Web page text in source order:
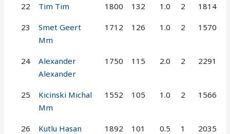
22 Tim Tim 1800 132 1.0 2 1814
23
Smet Geert
Mm
1712 126 1.0 2 1570
24
Alexander
Alexander
1750 115 2.0 2 2291
25
Kicinski Michal
Mm
1552 105 1.0 2 1566
26
Kutlu Hasan
1892 101 0.5 1 2035